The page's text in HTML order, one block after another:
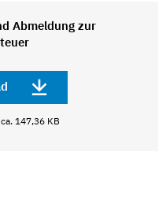
Abmeldung zur
147,36 KB